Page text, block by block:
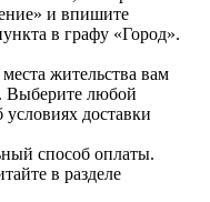
и впишите
в графу «Город».
жительства вам
Выберите любой
доставки
способ оплаты.
в разделе